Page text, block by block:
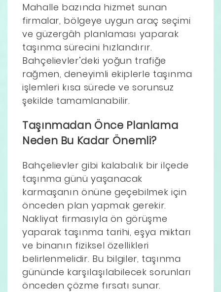
Mahalle bazında hizmet sunan
firmalar, bölgeye uygun araç seçimi
ve güzergâh planlaması yaparak
taşınma sürecini hızlandırır.
Bahçelievler’deki yoğun trafiğe
rağmen, deneyimli ekiplerle taşınma
işlemleri kısa sürede ve sorunsuz
şekilde tamamlanabilir.
Taşınmadan Önce Planlama
Neden Bu Kadar Önemli?
Bahçelievler gibi kalabalık bir ilçede
taşınma günü yaşanacak
karmaşanın önüne geçebilmek için
önceden plan yapmak gerekir.
Nakliyat firmasıyla ön görüşme
yaparak taşınma tarihi, eşya miktarı
ve binanın fiziksel özellikleri
belirlenmelidir. Bu bilgiler, taşınma
gününde karşılaşılabilecek sorunları
önceden çözme fırsatı sunar.